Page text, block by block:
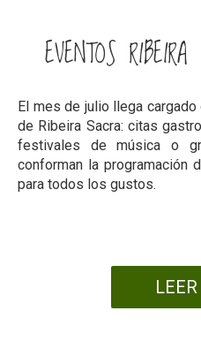
EVENTOS
El mes de julio llega
de Ribeira Sacra: citas
festivales de música o
conforman la programación
para todos los gustos.